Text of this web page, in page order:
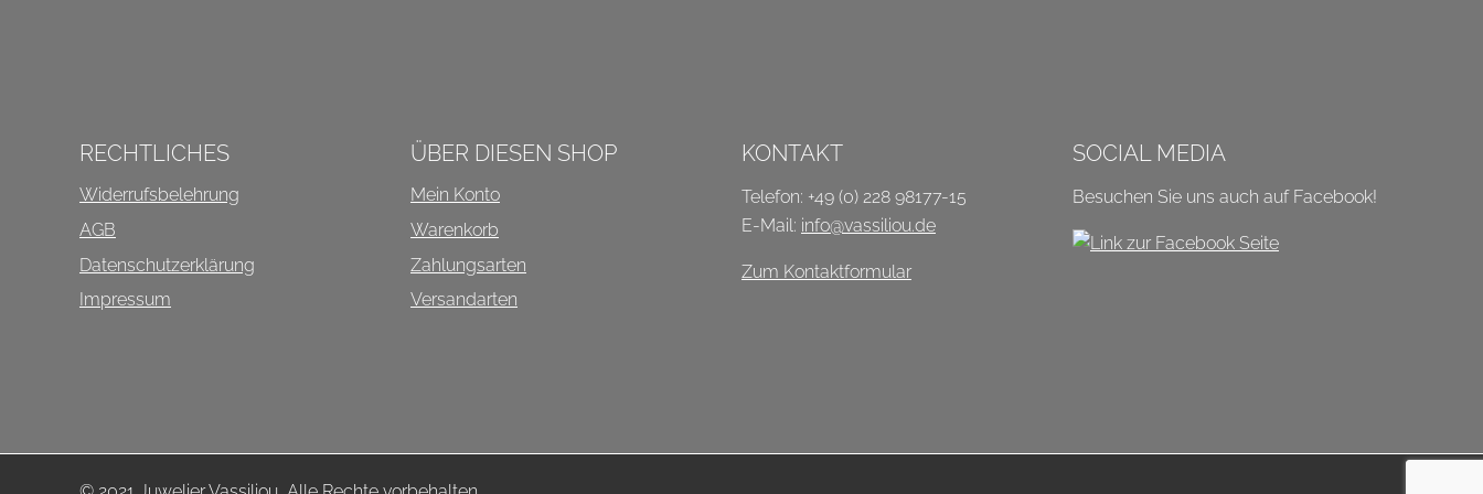
RECHTLICHES
Widerrufsbelehrung
AGB
Datenschutzerklärung
Impressum
ÜBER DIESEN SHOP
Mein Konto
Warenkorb
Zahlungsarten
Versandarten
KONTAKT
Telefon: +49 (0) 228 98177-15
E-Mail: info@vassiliou.de
Zum Kontaktformular
SOCIAL MEDIA
Besuchen Sie uns auch auf Facebook!